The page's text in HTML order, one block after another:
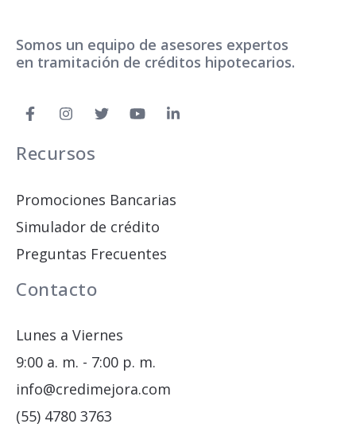
Somos un equipo de asesores expertos
en tramitación de créditos hipotecarios.
Recursos
Promociones Bancarias
Simulador de crédito
Preguntas Frecuentes
Contacto
Lunes a Viernes
9:00 a. m. - 7:00 p. m.
info@credimejora.com
(55) 4780 3763